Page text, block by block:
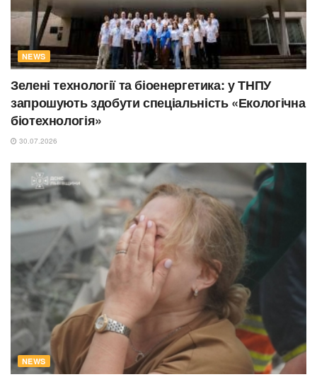
NEWS
Зелені технології та біоенергетика: у ТНПУ
запрошують здобути спеціальність «Екологічна
біотехнологія»
30.07.2026
NEWS